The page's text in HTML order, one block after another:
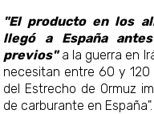
"El producto en los
llegó a España
previos"a la guerra en
necesitan entre 60 y
del Estrecho de Ormuz
de carburante en España".